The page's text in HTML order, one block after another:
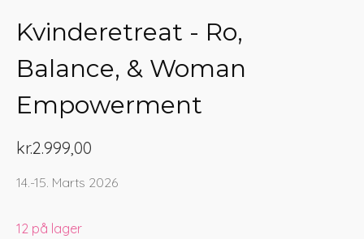
Kvinderetreat - Ro,
Balance, & Woman
Empowerment
kr.2.999,00
14.-15. Marts 2026
12 på lager